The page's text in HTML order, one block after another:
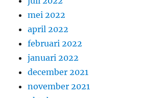
mei 2022
april 2022
februari 2022
januari 2022
december 2021
november 2021